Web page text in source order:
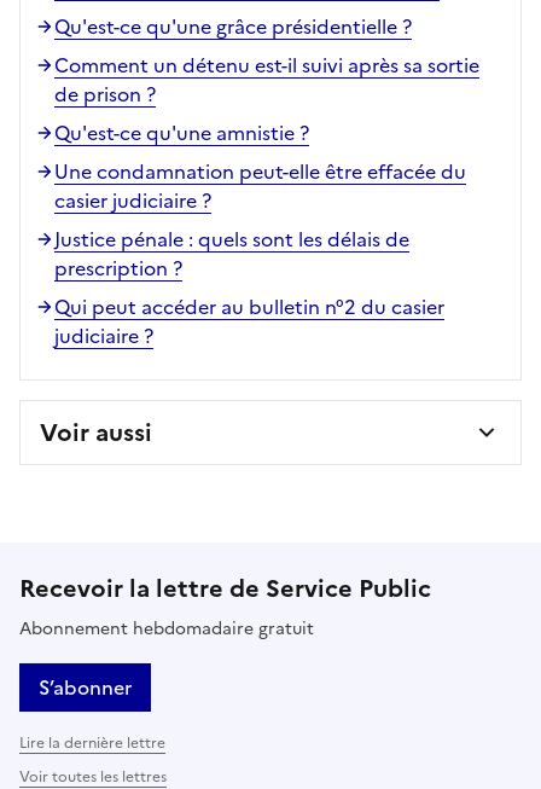
Qu'est-ce qu'une grâce présidentielle ?
Comment un détenu est-il suivi après sa sortie
de prison ?
Qu'est-ce qu'une amnistie ?
Une condamnation peut-elle être effacée du
casier judiciaire ?
Justice pénale : quels sont les délais de
prescription ?
Qui peut accéder au bulletin n°2 du casier
judiciaire ?
Voir aussi
Recevoir la lettre de Service Public
Abonnement hebdomadaire gratuit
S’abonner
Lire la dernière lettre
Voir toutes les lettres